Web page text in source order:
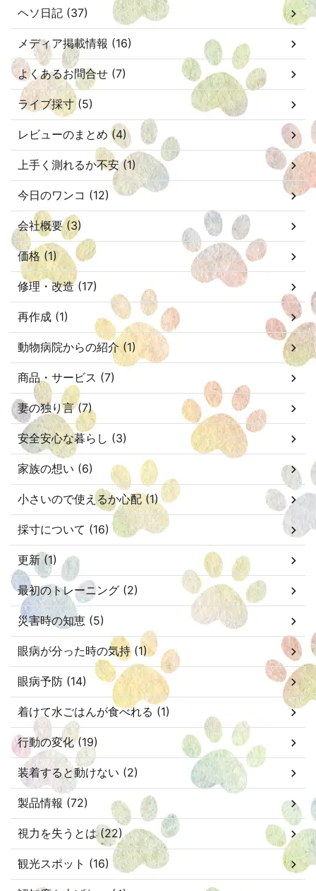
ヘソ日記 (37)
メディア掲載情報 (16)
よくあるお問合せ (7)
ライブ採寸 (5)
レビューのまとめ (4)
上手く測れるか不安 (1)
今日のワンコ (12)
会社概要 (3)
価格 (1)
修理・改造 (17)
再作成 (1)
動物病院からの紹介 (1)
商品・サービス (7)
妻の独り言 (7)
安全安心な暮らし (3)
家族の想い (6)
小さいので使えるか心配 (1)
採寸について (16)
更新 (1)
最初のトレーニング (2)
災害時の知恵 (5)
眼病が分った時の気持 (1)
眼病予防 (14)
着けて水ごはんが食べれる (1)
行動の変化 (19)
装着すると動けない (2)
製品情報 (72)
視力を失うとは (22)
観光スポット (16)